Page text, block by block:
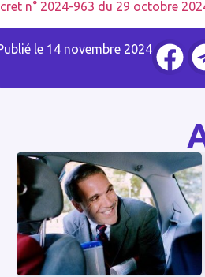
n° 2024-963 du 29 octobre
le 14 novembre 2024